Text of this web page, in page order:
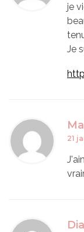
je
Je
21